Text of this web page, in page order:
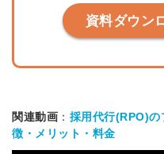
資料ダウン
関連動画 ： 採用代行(RPO)の
徴・メリット・料金